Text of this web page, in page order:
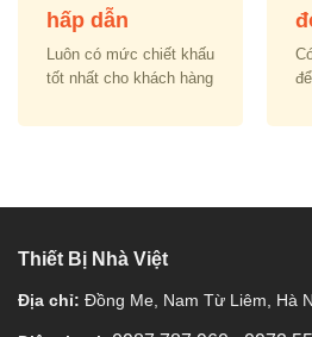
hấp dẫn
Luôn có mức chiết khấu
tốt nhất cho khách hàng
Thiết Bị Nhà Việt
Địa chỉ: Đồng Me, Nam Từ Liêm, Hà